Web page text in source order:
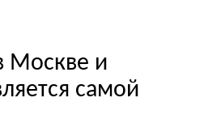
Москве и
самой